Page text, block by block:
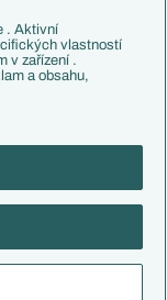
ČTK.
. Aktivní
vlastností
v zařízení .
a obsahu,